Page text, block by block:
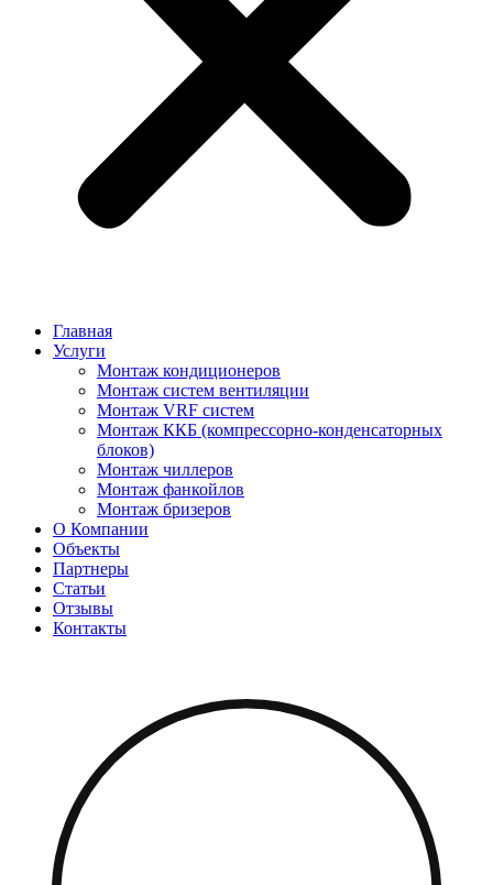
Главная
Услуги
Монтаж кондиционеров
Монтаж cистем вентиляции
Монтаж VRF систем
Монтаж ККБ (компрессорно-конденсаторных
блоков)
Монтаж чиллеров
Монтаж фанкойлов
Монтаж бризеров
О Компании
Объекты
Партнеры
Статьи
Отзывы
Контакты